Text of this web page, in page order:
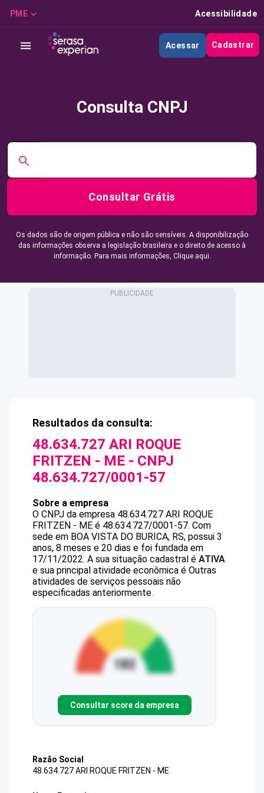
PME Acessibilidade
Acessar Cadastrar
Consulta CNPJ
Consultar Grátis
Os dados são de origem pública e não são sensíveis. A disponibilização
das informações observa a legislação brasileira e o direito de acesso à
informação. Para mais informações, Clique aqui.
Resultados da consulta:
48.634.727 ARI ROQUE
FRITZEN - ME - CNPJ
48.634.727/0001-57
Sobre a empresa
O CNPJ da empresa 48.634.727 ARI ROQUE
FRITZEN - ME é 48.634.727/0001-57. Com
sede em BOA VISTA DO BURICA, RS, possui 3
anos, 8 meses e 20 dias e foi fundada em
17/11/2022. A sua situação cadastral é ATIVA
e sua principal atividade econômica é Outras
atividades de serviços pessoais não
especificadas anteriormente.
Consultar score da empresa
Razão Social
48.634.727 ARI ROQUE FRITZEN - ME